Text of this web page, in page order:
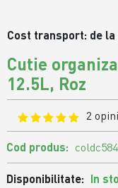
Cost transport: de la
Cutie
12.5L, Roz
2
Cod produs:
Disponibilitate: In